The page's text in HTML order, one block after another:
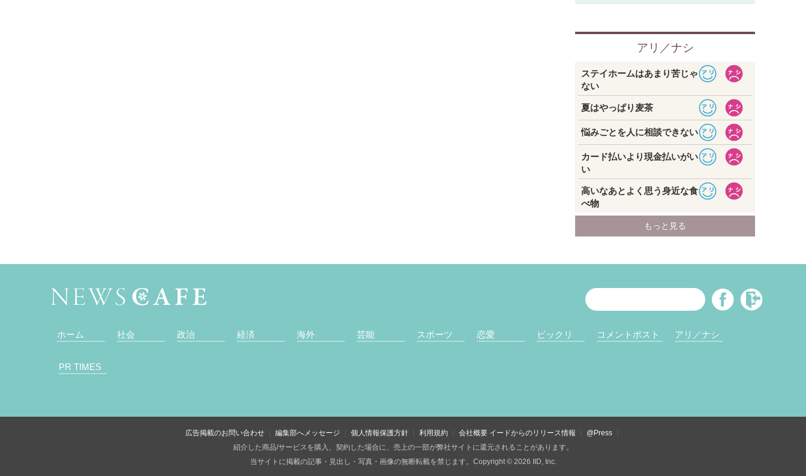
ホーム 社会 政治 経済 海外 芸能 スポーツ 恋愛 ビックリ コメントポスト アリ／ナシ
PR TIMES
広告掲載のお問い合わせ 編集部へメッセージ 個人情報保護方針 利用規約 会社概要 イードからのリリース情報
@Press
紹介した商品/サービスを購入、契約した場合に、売上の一部が弊社サイトに還元されることがあります。
当サイトに掲載の記事・見出し・写真・画像の無断転載を禁じます。Copyright © 2026 IID, Inc.